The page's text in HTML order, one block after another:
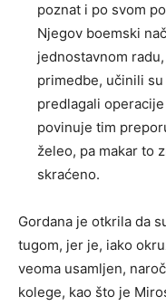
poznat i po svom
Njegov boemski
jednostavnom
primedbe, učinili
predlagali
povinuje tim
želeo, pa makar to
skraćeno.
Gordana je otkrila da
tugom, jer je, iako
veoma usamljen,
kolege, kao što je